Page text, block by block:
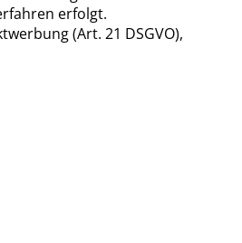
erfolgt.
(Art. 21 DSGVO),